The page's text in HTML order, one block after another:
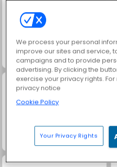
My Castle: Merge and Story
Mahjong con dulce
We process your personal
improve our sites and service,
campaigns and to provide
advertising. By clicking the
exercise your privacy rights.
privacy notice
Cookie Policy
Your Privacy Rights